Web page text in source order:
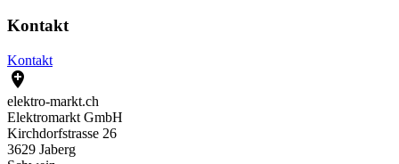
Kontakt
Kontakt

elektro-markt.ch
Elektromarkt GmbH
Kirchdorfstrasse 26
3629 Jaberg